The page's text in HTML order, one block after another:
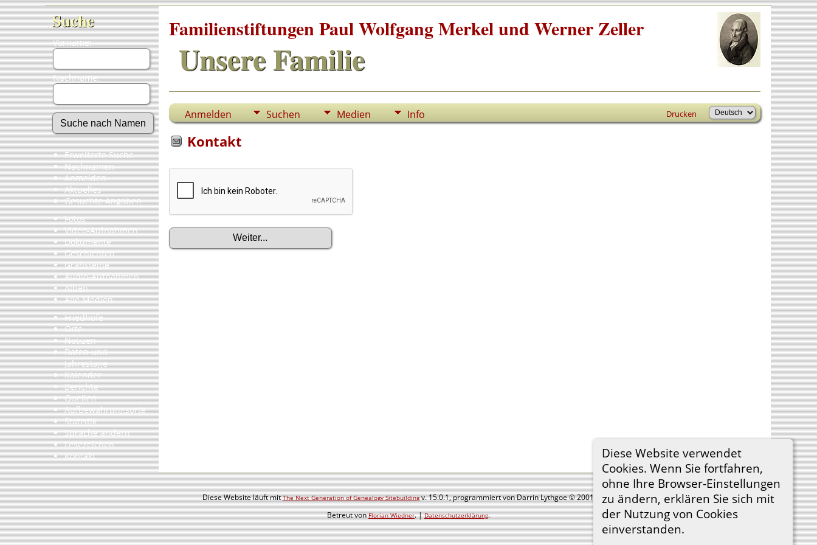
Suche
Vorname:
Nachname:
Erweiterte Suche
Nachnamen
Anmelden
Aktuelles
Gesuchte Angaben
Fotos
Video-Aufnahmen
Dokumente
Geschichten
Grabsteine
Audio-Aufnahmen
Alben
Alle Medien
Friedhöfe
Orte
Notizen
Daten und
Jahrestage
Kalender
Berichte
Quellen
Aufbewahrungsorte
Statistik
Sprache ändern
Lesezeichen
Kontakt
Familienstiftungen Paul Wolfgang Merkel und Werner Zeller
Unsere Familie
Anmelden Suchen Medien Info Drucken
Diese Website verwendet
Cookies. Wenn Sie fortfahren,
ohne Ihre Browser-Einstellungen
zu ändern, erklären Sie sich mit
der Nutzung von Cookies
einverstanden.
Kontakt
Diese Website läuft mitThe Next Generation of Genealogy Sitebuildingv. 15.0.1, programmiert von Darrin Lythgoe © 2001-2026.
Betreut vonFlorian Wiedner. |Datenschutzerklärung.